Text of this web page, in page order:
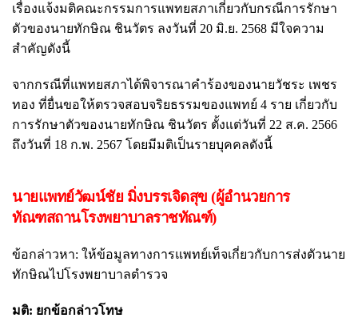
เรื่องแจ้งมติคณะกรรมการแพทยสภาเกี่ยวกับกรณีการรักษา
ตัวของนายทักษิณ ชินวัตร ลงวันที่ 20 มิ.ย. 2568 มีใจความ
สำคัญดังนี้
จากกรณีที่แพทยสภาได้พิจารณาคำร้องของนายวัชระ เพชร
ทอง ที่ยื่นขอให้ตรวจสอบจริยธรรมของแพทย์ 4 ราย เกี่ยวกับ
การรักษาตัวของนายทักษิณ ชินวัตร ตั้งแต่วันที่ 22 ส.ค. 2566
ถึงวันที่ 18 ก.พ. 2567 โดยมีมติเป็นรายบุคคลดังนี้
นายแพทย์วัฒน์ชัย มิ่งบรรเจิดสุข (ผู้อำนวยการ
ทัณฑสถานโรงพยาบาลราชทัณฑ์)
ข้อกล่าวหา: ให้ข้อมูลทางการแพทย์เท็จเกี่ยวกับการส่งตัวนาย
ทักษิณไปโรงพยาบาลตำรวจ
มติ: ยกข้อกล่าวโทษ